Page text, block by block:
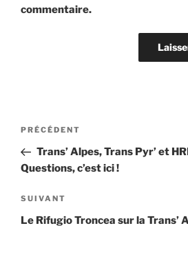
commentaire.
Navigation
l’article
Article
précédent
PRÉCÉDENT
Trans’ Alpes, Trans Pyr’ et
Questions, c’est ici !
Article
suivant
SUIVANT
Le Rifugio Troncea sur la Trans’